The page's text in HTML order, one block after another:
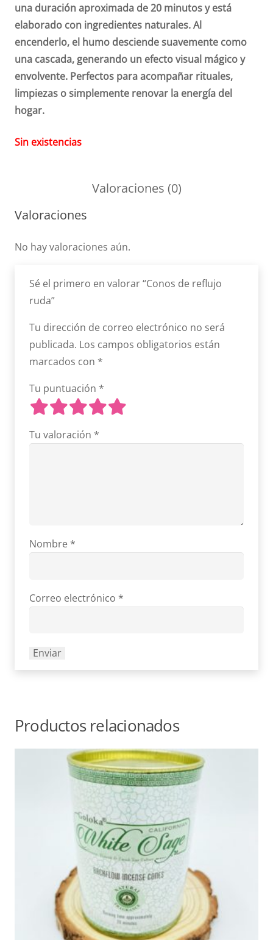
una duración aproximada de 20 minutos y está
elaborado con ingredientes naturales. Al
encenderlo, el humo desciende suavemente como
una cascada, generando un efecto visual mágico y
envolvente. Perfectos para acompañar rituales,
limpiezas o simplemente renovar la energía del
hogar.
Sin existencias
Valoraciones (0)
Valoraciones
No hay valoraciones aún.
Sé el primero en valorar “Conos de reflujo
ruda”
Tu dirección de correo electrónico no será
publicada. Los campos obligatorios están
marcados con *
Tu puntuación *
Tu valoración *
Nombre *
Correo electrónico *
Productos relacionados